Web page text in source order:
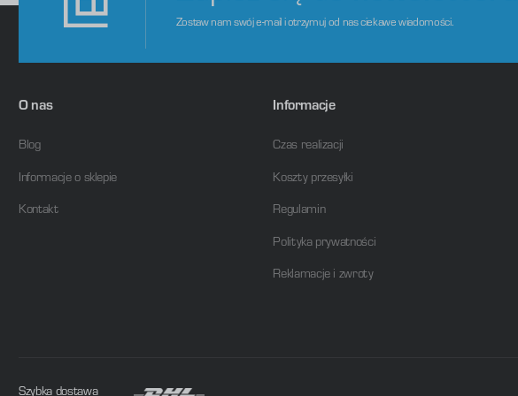
Zostaw nam swój e-mail i otrzymuj od nas ciekawe wiadomości.
O nas
Blog
Informacje o sklepie
Kontakt
Informacje
Czas realizacji
Koszty przesyłki
Regulamin
Polityka prywatności
Reklamacje i zwroty
Szybka dostawa